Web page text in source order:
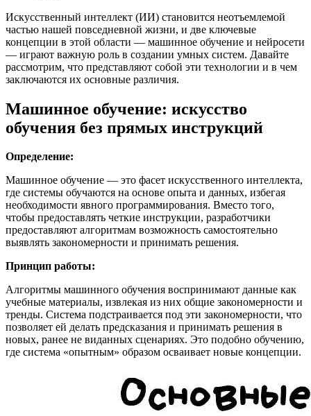
Искусственный интеллект (ИИ) становится неотъемлемой
частью нашей повседневной жизни, и две ключевые
концепции в этой области — машинное обучение и нейросети
— играют важную роль в создании умных систем. Давайте
рассмотрим, что представляют собой эти технологии и в чем
заключаются их основные различия.
Машинное обучение: искусство
обучения без прямых инструкций
Определение:
Машинное обучение — это фасет искусственного интеллекта,
где системы обучаются на основе опыта и данных, избегая
необходимости явного программирования. Вместо того,
чтобы предоставлять четкие инструкции, разработчики
предоставляют алгоритмам возможность самостоятельно
выявлять закономерности и принимать решения.
Принцип работы:
Алгоритмы машинного обучения воспринимают данные как
учебные материалы, извлекая из них общие закономерности и
тренды. Система подстраивается под эти закономерности, что
позволяет ей делать предсказания и принимать решения в
новых, ранее не виданных сценариях. Это подобно обучению,
где система «опытным» образом осваивает новые концепции.